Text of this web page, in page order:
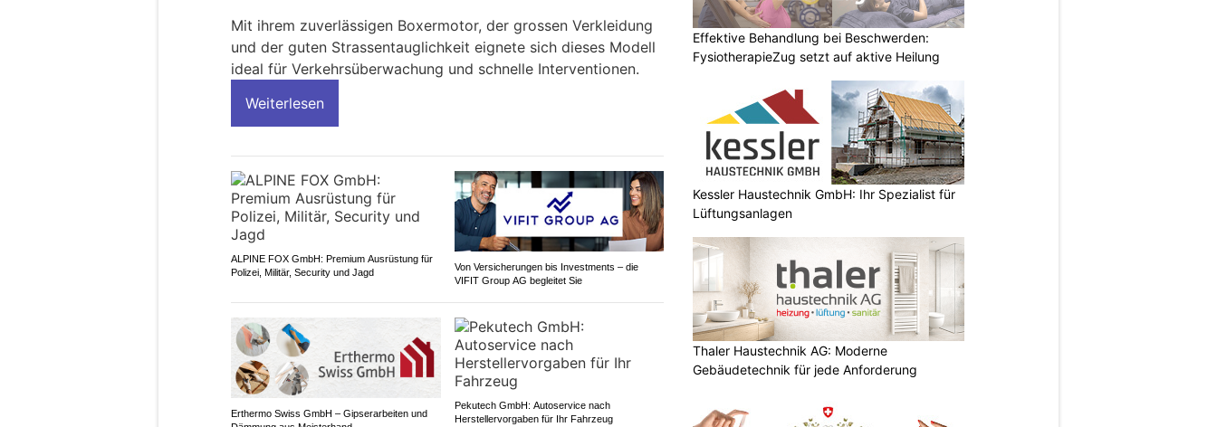
Mit ihrem zuverlässigen Boxermotor, der grossen Verkleidung
und der guten Strassentauglichkeit eignete sich dieses Modell
ideal für Verkehrsüberwachung und schnelle Interventionen.
Weiterlesen
ALPINE FOX GmbH: Premium Ausrüstung für
Polizei, Militär, Security und Jagd
Von Versicherungen bis Investments – die
VIFIT Group AG begleitet Sie
Erthermo Swiss GmbH – Gipserarbeiten und
Pekutech GmbH: Autoservice nach
Herstellervorgaben für Ihr Fahrzeug
Effektive Behandlung bei Beschwerden:
FysiotherapieZug setzt auf aktive Heilung
Kessler Haustechnik GmbH: Ihr Spezialist für
Lüftungsanlagen
Thaler Haustechnik AG: Moderne
Gebäudetechnik für jede Anforderung